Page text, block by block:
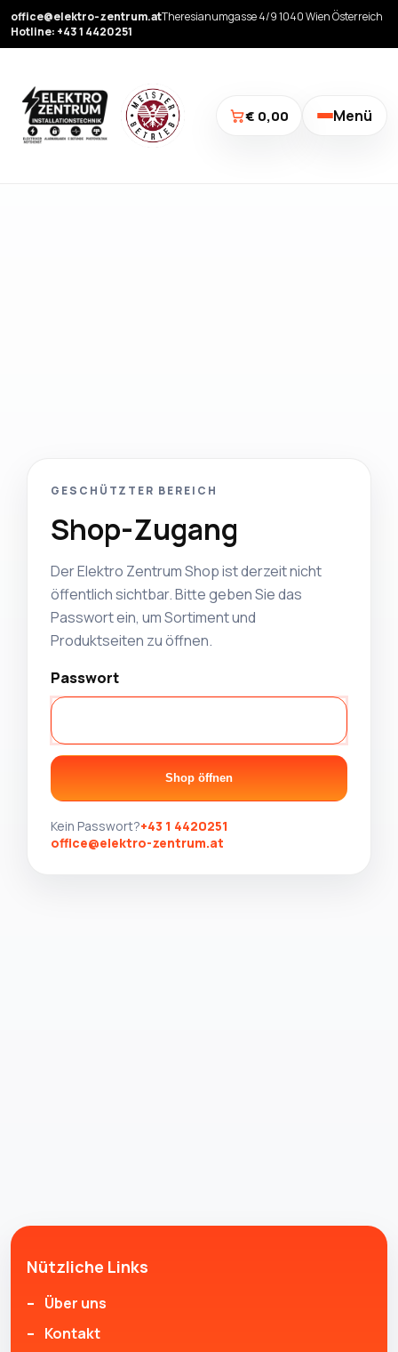
office@elektro-zentrum.atTheresianumgasse 4/9 1040 Wien Österreich
Hotline: +43 1 4420251
€ 0,00 Menü
GESCHÜTZTER BEREICH
Shop-Zugang
Der Elektro Zentrum Shop ist derzeit nicht
öffentlich sichtbar. Bitte geben Sie das
Passwort ein, um Sortiment und
Produktseiten zu öffnen.
Passwort
Shop öffnen
Kein Passwort?+43 1 4420251
office@elektro-zentrum.at
Nützliche Links
Über uns
Kontakt